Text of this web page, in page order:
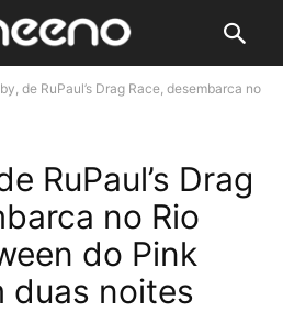
de RuPaul’s Drag Race, desembarca no
RuPaul’s Drag
no Rio
do Pink
duas noites